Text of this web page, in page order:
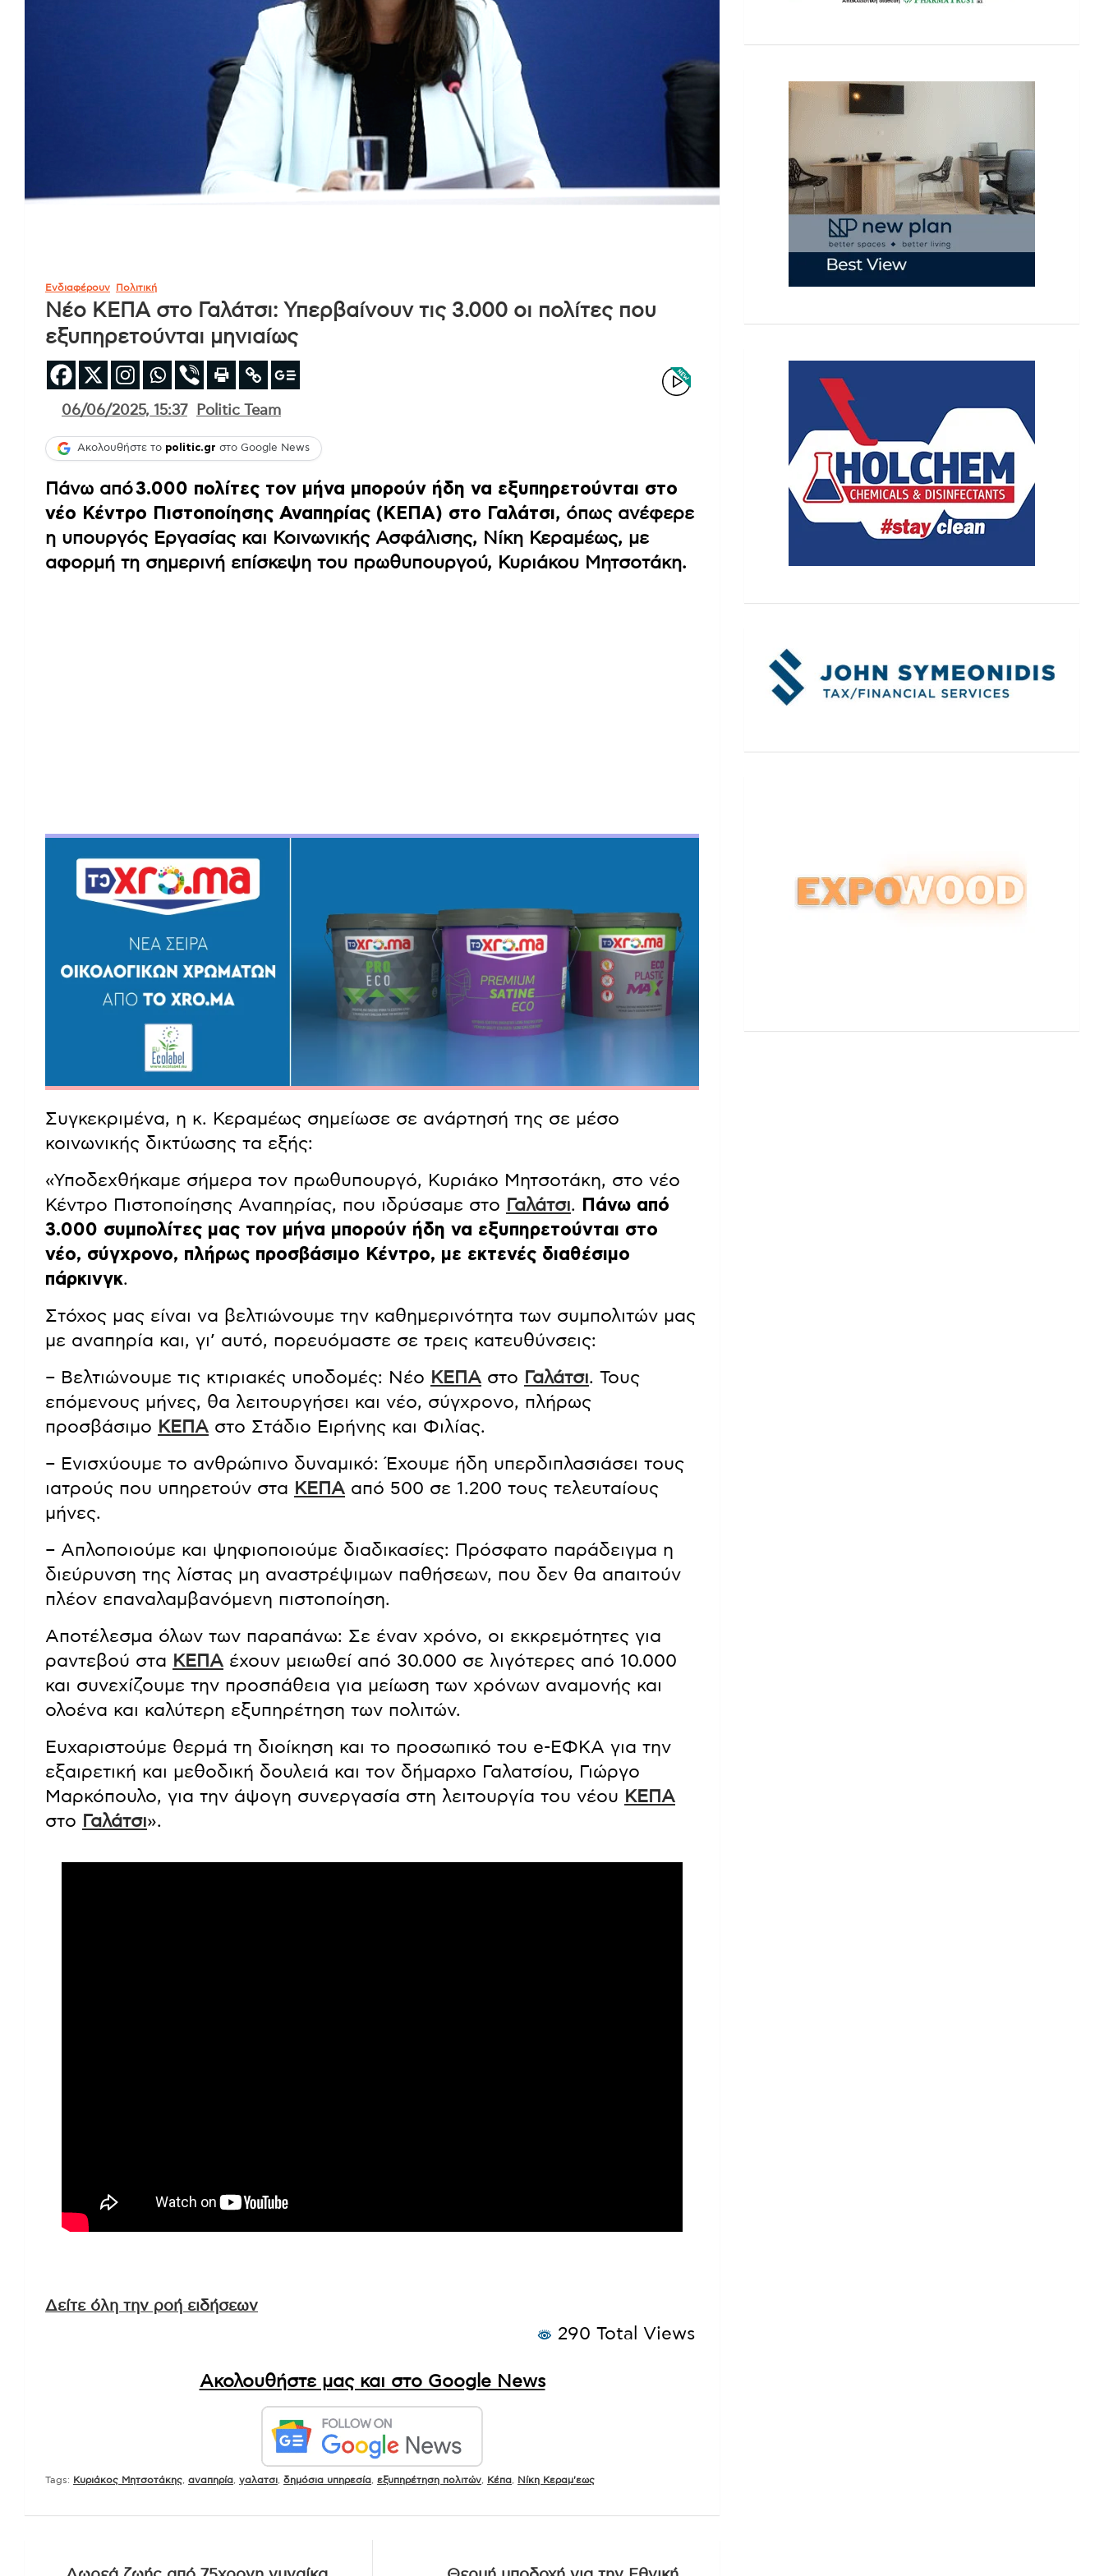
Ενδιαφέρουν Πολιτική
Νέο ΚΕΠΑ στο Γαλάτσι: Υπερβαίνουν τις 3.000 οι πολίτες που
εξυπηρετούνται μηνιαίως
06/06/2025, 15:37 Politic Team
Ακολουθήστε το politic.gr στο Google News
Πάνω από3.000 πολίτες τον μήνα μπορούν ήδη να εξυπηρετούνται στο
νέο Κέντρο Πιστοποίησης Αναπηρίας (ΚΕΠΑ) στο Γαλάτσι, όπως ανέφερε
η υπουργός Εργασίας και Κοινωνικής Ασφάλισης, Νίκη Κεραμέως, με
αφορμή τη σημερινή επίσκεψη του πρωθυπουργού, Κυριάκου Μητσοτάκη.
Συγκεκριμένα, η κ. Κεραμέως σημείωσε σε ανάρτησή της σε μέσο
κοινωνικής δικτύωσης τα εξής:
«Υποδεχθήκαμε σήμερα τον πρωθυπουργό, Κυριάκο Μητσοτάκη, στο νέο
Κέντρο Πιστοποίησης Αναπηρίας, που ιδρύσαμε στο Γαλάτσι.
Πάνω από
3.000 συμπολίτες μας τον μήνα μπορούν ήδη να εξυπηρετούνται στο
νέο, σύγχρονο, πλήρως προσβάσιμο Κέντρο, με εκτενές διαθέσιμο
πάρκινγκ.
Στόχος μας είναι να βελτιώνουμε την καθημερινότητα των συμπολιτών μας
με αναπηρία και, γι’ αυτό, πορευόμαστε σε τρεις κατευθύνσεις:
– Βελτιώνουμε τις κτιριακές υποδομές: Νέο ΚΕΠΑ στο Γαλάτσι. Τους
επόμενους μήνες, θα λειτουργήσει και νέο, σύγχρονο, πλήρως
προσβάσιμο ΚΕΠΑ στο Στάδιο Ειρήνης και Φιλίας.
– Ενισχύουμε το ανθρώπινο δυναμικό: Έχουμε ήδη υπερδιπλασιάσει τους
ιατρούς που υπηρετούν στα ΚΕΠΑ από 500 σε 1.200 τους τελευταίους
μήνες.
– Απλοποιούμε και ψηφιοποιούμε διαδικασίες: Πρόσφατο παράδειγμα η
διεύρυνση της λίστας μη αναστρέψιμων παθήσεων, που δεν θα απαιτούν
πλέον επαναλαμβανόμενη πιστοποίηση.
Αποτέλεσμα όλων των παραπάνω: Σε έναν χρόνο, οι εκκρεμότητες για
ραντεβού στα ΚΕΠΑ έχουν μειωθεί από 30.000 σε λιγότερες από 10.000
και συνεχίζουμε την προσπάθεια για μείωση των χρόνων αναμονής και
ολοένα και καλύτερη εξυπηρέτηση των πολιτών.
Ευχαριστούμε θερμά τη διοίκηση και το προσωπικό του e-ΕΦΚΑ για την
εξαιρετική και μεθοδική δουλειά και τον δήμαρχο Γαλατσίου, Γιώργο
Μαρκόπουλο, για την άψογη συνεργασία στη λειτουργία του νέου ΚΕΠΑ
στο Γαλάτσι».
Δείτε όλη την ροή ειδήσεων
290 Total Views
Ακολουθήστε μας και στο Google News
Tags: Kυριάκος Μητσοτάκης αναπηρία γαλατσι δημόσια υπηρεσία εξυπηρέτηση πολιτών Κέπα Νίκη Κεραμ'εως